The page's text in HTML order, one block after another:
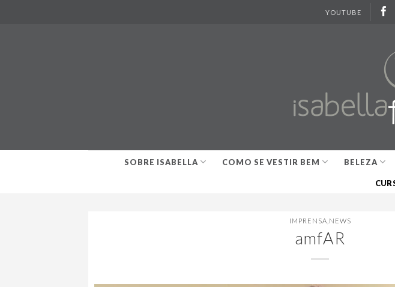
YOUTUBE
SOBRE ISABELLA COMO SE VESTIR BEM BELEZA
IMPRENSA NEWS
amfAR